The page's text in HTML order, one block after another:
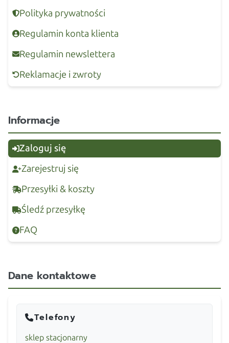
Polityka prywatności
Regulamin konta klienta
Regulamin newslettera
Reklamacje i zwroty
Informacje
Zaloguj się
Zarejestruj się
Przesyłki & koszty
Śledź przesyłkę
FAQ
Dane kontaktowe
Telefony
sklep stacjonarny